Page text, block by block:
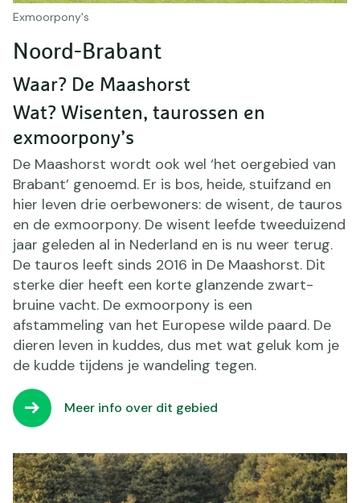
Exmoorpony's
Noord-Brabant
Waar? De Maashorst
Wat? Wisenten, taurossen en
exmoorpony’s
De Maashorst wordt ook wel ‘het oergebied van
Brabant’ genoemd. Er is bos, heide, stuifzand en
hier leven drie oerbewoners: de wisent, de tauros
en de exmoorpony. De wisent leefde tweeduizend
jaar geleden al in Nederland en is nu weer terug.
De tauros leeft sinds 2016 in De Maashorst. Dit
sterke dier heeft een korte glanzende zwart-
bruine vacht. De exmoorpony is een
afstammeling van het Europese wilde paard. De
dieren leven in kuddes, dus met wat geluk kom je
de kudde tijdens je wandeling tegen.
Meer info over dit gebied